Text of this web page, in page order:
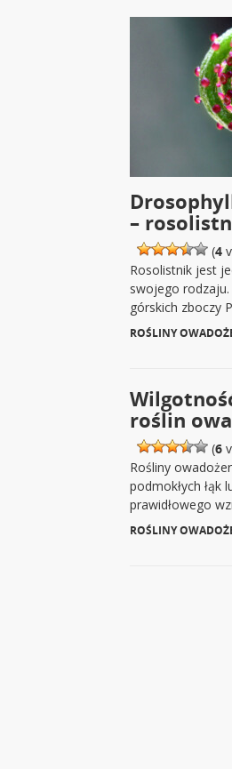
–
(4
Rosolistnik jest
swojego
górskich zboczy
ROŚLINY
roślin
(6
Rośliny
podmokłych łąk
prawidłowego
ROŚLINY